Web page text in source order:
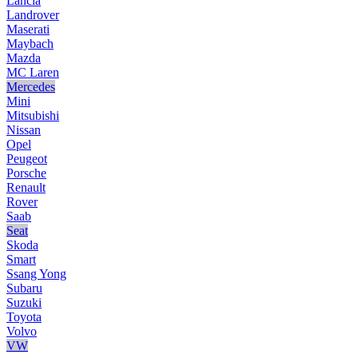
Landrover
Maserati
Maybach
Mazda
MC Laren
Mercedes
Mini
Mitsubishi
Nissan
Opel
Peugeot
Porsche
Renault
Rover
Saab
Seat
Skoda
Smart
Ssang Yong
Subaru
Suzuki
Toyota
Volvo
VW